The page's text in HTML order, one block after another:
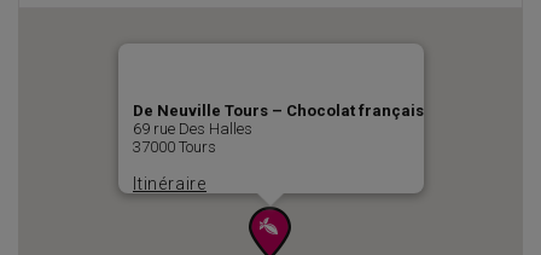
De Neuville Tours – Chocolat français
69 rue Des Halles
37000 Tours
Itinéraire